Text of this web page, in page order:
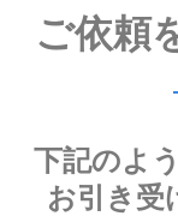
ご依頼
下記のよ
お引き受